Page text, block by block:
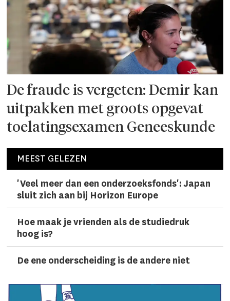
De fraude is vergeten: Demir kan
uitpakken met groots opgevat
toelatingsexamen Geneeskunde
MEEST GELEZEN
'Veel meer dan een onderzoeks­fonds': Japan
sluit zich aan bij Horizon Europe
Hoe maak je vrienden als de studiedruk
hoog is?
De ene onderscheiding is de andere niet